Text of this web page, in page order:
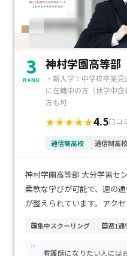
3
RANK
神村学園高等部
・新入学：中学校卒業
に在籍中の方（休学中
方も可
★★★★★4.5口コ
通信制高校 通信制高校
神村学園高等部 大分学習セ
柔軟な学びが可能で、週の
が整えられています。アク
のが魅力です。初年度の学
の授業料、施設設備費
集中スクーリング 週1通
"
看護師になりたい人には